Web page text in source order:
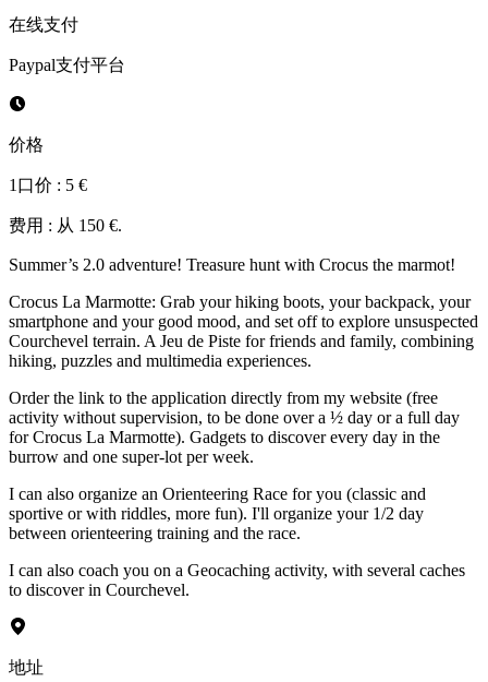
在线支付
Paypal支付平台
价格
1口价 : 5 €
费用 : 从 150 €.
Summer’s 2.0 adventure! Treasure hunt with Crocus the marmot!
Crocus La Marmotte: Grab your hiking boots, your backpack, your
smartphone and your good mood, and set off to explore unsuspected
Courchevel terrain. A Jeu de Piste for friends and family, combining
hiking, puzzles and multimedia experiences.
Order the link to the application directly from my website (free
activity without supervision, to be done over a ½ day or a full day
for Crocus La Marmotte). Gadgets to discover every day in the
burrow and one super-lot per week.
I can also organize an Orienteering Race for you (classic and
sportive or with riddles, more fun). I'll organize your 1/2 day
between orienteering training and the race.
I can also coach you on a Geocaching activity, with several caches
to discover in Courchevel.
地址